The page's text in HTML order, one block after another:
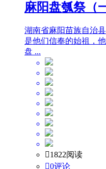
麻阳盘瓠祭（
湖南省麻阳苗族自治
是他们信奉的始祖，
盘 ...
1822阅读
0评论